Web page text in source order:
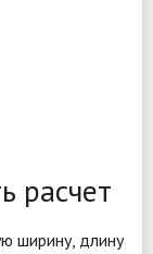
расчет
ширину, длину